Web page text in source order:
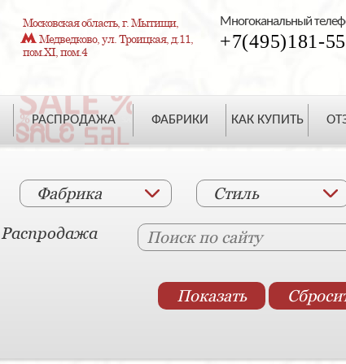
Московская область, г. Мытищи,
Медведково, ул. Троицкая, д.11,
пом.XI, пом.4
Многоканальный
+7(495)181-
РАСПРОДАЖА ФАБРИКИ КАК КУПИТЬ
Фабрика Стиль
Распродажа